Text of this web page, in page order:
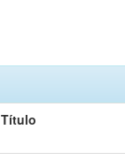
Título